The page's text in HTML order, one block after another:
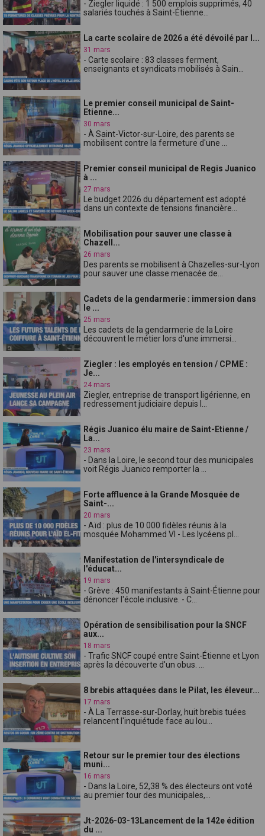
- Ziegler liquidé : 1 500 emplois supprimés, 40
salariés touchés à Saint-Étienne...
La carte scolaire de 2026 a été dévoilé par l...
31 mars
- Carte scolaire : 83 classes ferment,
enseignants et syndicats mobilisés à Sain...
Le premier conseil municipal de Saint-
Etienne...
30 mars
- À Saint-Victor-sur-Loire, des parents se
mobilisent contre la fermeture d'une ...
Premier conseil municipal de Regis Juanico
à ...
27 mars
Le budget 2026 du département est adopté
dans un contexte de tensions financière...
Mobilisation pour sauver une classe à
Chazell...
26 mars
Des parents se mobilisent à Chazelles-sur-Lyon
pour sauver une classe menacée de...
Cadets de la gendarmerie : immersion dans
le ...
25 mars
Les cadets de la gendarmerie de la Loire
découvrent le métier lors d'une immersi...
Ziegler : les employés en tension / CPME :
Je...
24 mars
Ziegler, entreprise de transport ligérienne, en
redressement judiciaire depuis l...
Régis Juanico élu maire de Saint-Etienne /
La...
23 mars
- Dans la Loire, le second tour des municipales
voit Régis Juanico remporter la ...
Forte affluence à la Grande Mosquée de
Saint-...
20 mars
- Aïd : plus de 10 000 fidèles réunis à la
mosquée Mohammed VI - Les lycéens pl...
Manifestation de l'intersyndicale de
l'éducat...
19 mars
- Grève : 450 manifestants à Saint-Étienne pour
dénoncer l'école inclusive. - C...
Opération de sensibilisation pour la SNCF
aux...
18 mars
- Trafic SNCF coupé entre Saint-Étienne et Lyon
après la découverte d'un obus. ...
8 brebis attaquées dans le Pilat, les éleveur...
17 mars
- À La Terrasse-sur-Dorlay, huit brebis tuées
relancent l'inquiétude face au lou...
Retour sur le premier tour des élections
muni...
16 mars
- Dans la Loire, 52,38 % des électeurs ont voté
au premier tour des municipales,...
Jt-2026-03-13Lancement de la 142e édition
du ...